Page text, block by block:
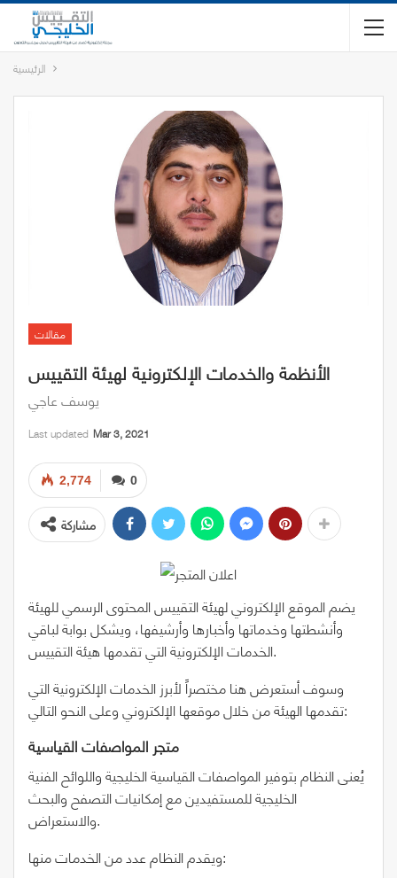
الرئيسية
مقالات
الأنظمة والخدمات الإلكترونية لهيئة التقييس
يوسف عاجي
Last updated Mar 3, 2021
0
2,774
مشاركة
يضم الموقع الإلكتروني لهيئة التقييس المحتوىالرسمي للهيئة
وأنشطتها وخدماتها وأخبارها وأرشيفها، ويشكل بوابة لباقي
الخدمات الإلكترونية التي تقدمها هيئة التقييس.
وسوف أستعرض هنا مختصراً لأبرز الخدمات الإلكترونية التي
تقدمها الهيئة من خلال موقعها الإلكتروني وعلى النحو التالي:
متجر المواصفات القياسية
يُعنى النظام بتوفير المواصفات القياسية الخليجية واللوائح الفنية
الخليجية للمستفيدين مع إمكانيات التصفح والبحث
والاستعراض.
ويقدم النظام عدد من الخدمات منها: